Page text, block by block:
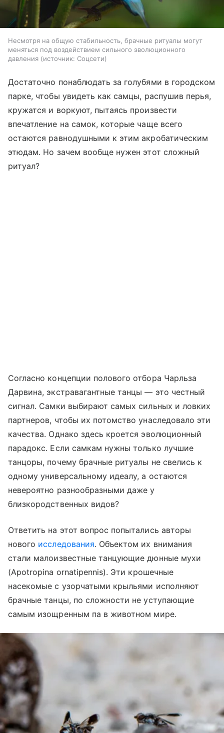
Несмотря на общую стабильность, брачные ритуалы могут
меняться под воздействием сильного эволюционного
давления
источник: Соцсети
Достаточно понаблюдать за голубями в городском
парке, чтобы увидеть как самцы, распушив перья,
кружатся и воркуют, пытаясь произвести
впечатление на самок, которые чаще всего
остаются равнодушными к этим акробатическим
этюдам. Но зачем вообще нужен этот сложный
ритуал?
Согласно концепции полового отбора Чарльза
Дарвина, экстравагантные танцы — это честный
сигнал. Самки выбирают самых сильных и ловких
партнеров, чтобы их потомство унаследовало эти
качества. Однако здесь кроется эволюционный
парадокс. Если самкам нужны только лучшие
танцоры, почему брачные ритуалы не свелись к
одному универсальному идеалу, а остаются
невероятно разнообразными даже у
близкородственных видов?
Ответить на этот вопрос попытались авторы
нового исследования. Объектом их внимания
стали малоизвестные танцующие дюнные мухи
(Apotropina ornatipennis). Эти крошечные
насекомые с узорчатыми крыльями исполняют
брачные танцы, по сложности не уступающие
самым изощренным па в животном мире.